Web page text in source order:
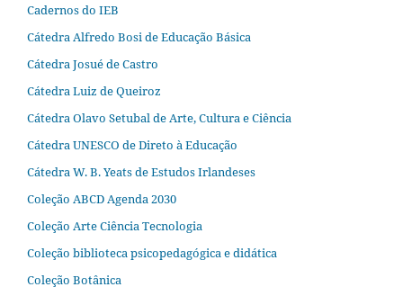
Cadernos do IEB
Cátedra Alfredo Bosi de Educação Básica
Cátedra Josué de Castro
Cátedra Luiz de Queiroz
Cátedra Olavo Setubal de Arte, Cultura e Ciência
Cátedra UNESCO de Direto à Educação
Cátedra W. B. Yeats de Estudos Irlandeses
Coleção ABCD Agenda 2030
Coleção Arte Ciência Tecnologia
Coleção biblioteca psicopedagógica e didática
Coleção Botânica